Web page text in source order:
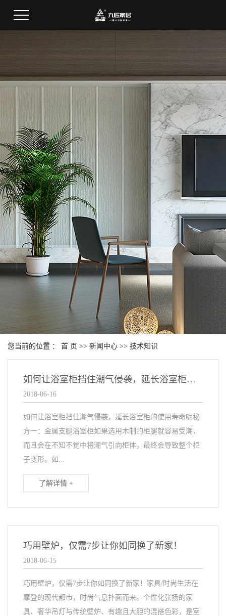
您当前的位置 ： 首 页 >> 新闻中心 >> 技术知识
如何让浴室柜挡住潮气侵袭，延长浴室柜的使用寿命呢
2018-06-16
如何让浴室柜挡住潮气侵袭，延长浴室柜的使用寿命呢秘
方一：金属支腿浴室柜如果选用木制的柜腿就容易受潮，
而且会在不知不觉中将潮气引向柜体，最终会导致整个柜
子变形。如...
了解详情 +
巧用壁炉，仅需7步让你如同换了新家！
2018-06-15
巧用壁炉，仅需7步让你如同换了新家！家具/时尚生活在
摩登的现代都市，时尚气息扑面而来。个性化张扬的家
具、奢华吊灯与传统壁炉、有趣且大胆的混搭色彩，是室